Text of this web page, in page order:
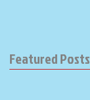
Featured Posts